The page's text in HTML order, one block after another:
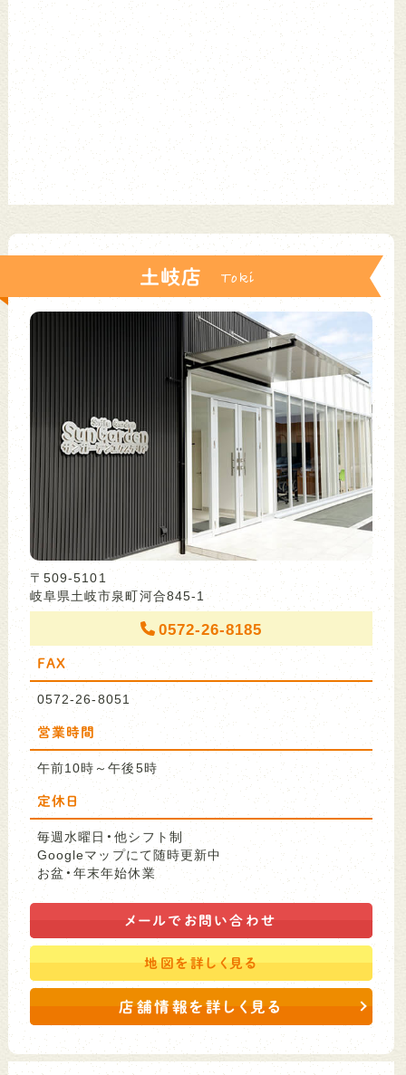
土岐店
〒509-5101
岐阜県土岐市泉町河合845-1
0572-26-8185
FAX
0572-26-8051
営業時間
午前10時～午後5時
定休日
毎週水曜日・他シフト制
Googleマップにて随時更新中
お盆・年末年始休業
メールで お問い合わせ
地図を詳しく見る
店舗情報を詳しく見る